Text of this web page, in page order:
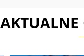
AKTUALNE